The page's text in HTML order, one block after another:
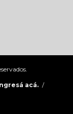
acá. /